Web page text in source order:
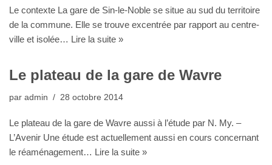
Le contexte La gare de Sin-le-Noble se situe au sud du territoire
de la commune. Elle se trouve excentrée par rapport au centre-
ville et isolée… Lire la suite »
Le plateau de la gare de Wavre
par admin 28 octobre 2014
Le plateau de la gare de Wavre aussi à l’étude par N. My. –
L’Avenir Une étude est actuellement aussi en cours concernant
le réaménagement… Lire la suite »